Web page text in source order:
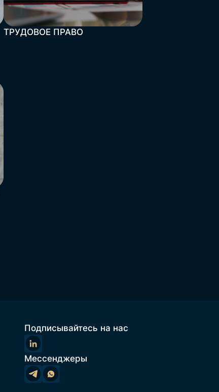
ТРУДОВОЕ ПРАВО
Подписывайтесь на нас
Мессенджеры